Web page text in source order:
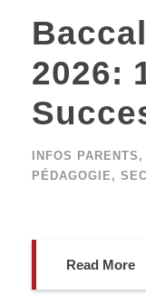
2026:
INFOS PARENTS ,
PÉDAGOGIE ,
Read More